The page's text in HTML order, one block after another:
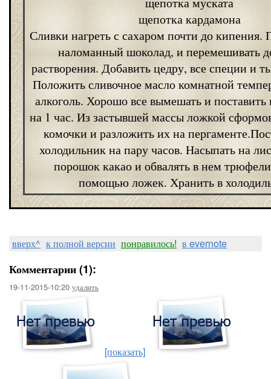
щепотка кардамона
Сливки нагреть с сахаром почти до кипения.
наломанный шоколад, и перемешивать
растворения. Добавить цедру, все специи и
Положить сливочное масло комнатной
алкоголь. Хорошо все вымешать и поставить
на 1 час. Из застывшей массы ложкой
комочки и разложить их на
холодильник на пару часов. Насыпать на
порошок какао и обвалять в нем
помощью ложек. Хранить в
вверх^ к полной версии понравилось! в evernote
Комментарии (1):
19-11-2015-10:20 удалить
[показать]